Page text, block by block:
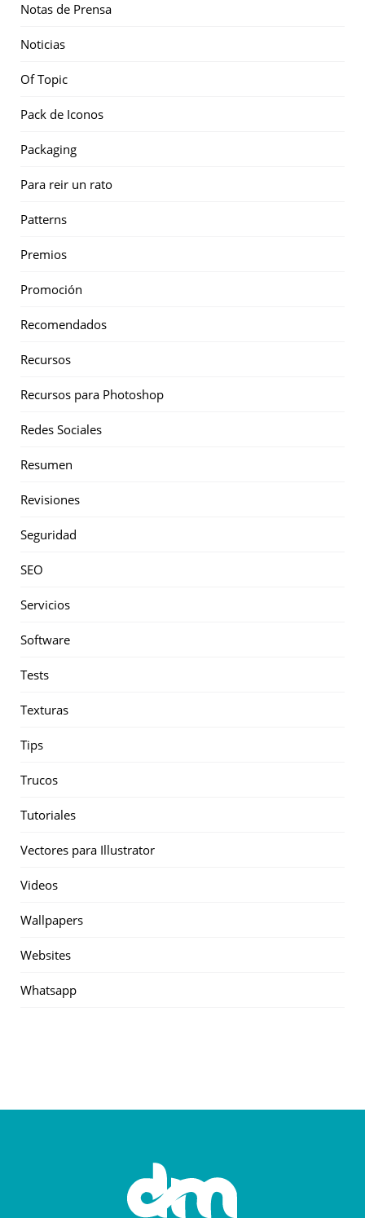
Notas de Prensa
Noticias
Of Topic
Pack de Iconos
Packaging
Para reir un rato
Patterns
Premios
Promoción
Recomendados
Recursos
Recursos para Photoshop
Redes Sociales
Resumen
Revisiones
Seguridad
SEO
Servicios
Software
Tests
Texturas
Tips
Trucos
Tutoriales
Vectores para Illustrator
Videos
Wallpapers
Websites
Whatsapp